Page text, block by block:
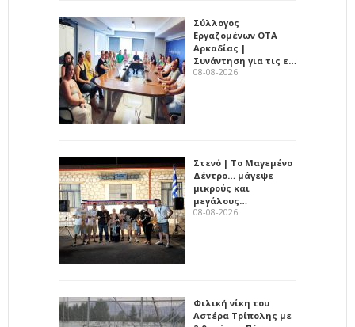
Σύλλογος
Εργαζομένων ΟΤΑ
Αρκαδίας |
Συνάντηση για τις ε…
08-08-2026
Στενό | Το Μαγεμένο
Δέντρο… μάγεψε
μικρούς και
μεγάλους…
08-08-2026
Φιλική νίκη του
Αστέρα Τρίπολης με